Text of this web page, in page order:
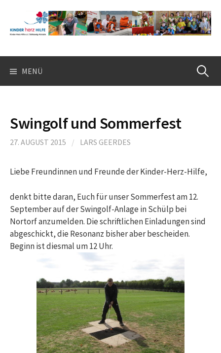
Inhalt
MENÜ Suchen
Swingolf und Sommerfest
27. AUGUST 2015 / LARS GEERDES
Liebe Freundinnen und Freunde der Kinder-Herz-Hilfe,
denkt bitte daran, Euch für unser Sommerfest am 12.
September auf der Swingolf-Anlage in Schülp bei
Nortorf anzumelden. Die schriftlichen Einladungen sind
abgeschickt, die Resonanz bisher aber bescheiden.
Beginn ist diesmal um 12 Uhr.